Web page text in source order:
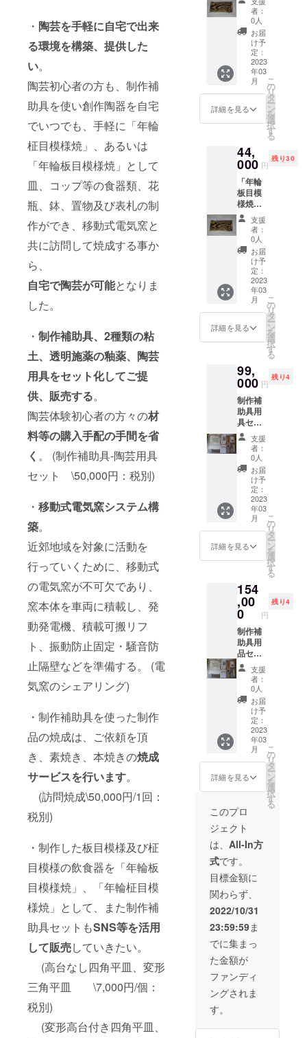
・ 陶芸を手軽に自宅で出来
る環境を構築、提供した
い。
陶芸初心者の方も、制作補
助具を使い創作陶器を自宅
でいつでも、手軽に「年輪
柾目模様焼」、あるいは
「年輪板目模様焼」として
皿、コップ等の食器類、花
瓶、鉢、置物及び表札の制
作ができ、移動式電気窯と
共に訪問して焼成する事か
ら、
自宅で陶芸が可能となりま
した。
・ 制作補助具、2種類の粘
土、透明施薬の釉薬、陶芸
用具をセット化してご提
供、販売する。
陶芸体験初心者の方々の材
料等の購入手配の手間を省
く 。 (制作補助具-陶芸用具
セット \50,000円：税別)
・ 移動式電気窯システム構
築。
近郊地域を対象に活動を
行っていくために、移動式
の電気窯が不可欠であり、
窯本体を車両に積載し、発
動発電機、積載可搬リフ
ト、振動防止固定・騒音防
止隔壁などを準備する。 (電
気窯のシェアリング)
・制作補助具を使った制作
品の焼成は、ご依頼を頂
き、素焼き、本焼きの焼成
サービスを行います。
(訪問焼成\50,000円/1回：
税別)
・制作した板目模様及び柾
目模様の飲食器を「年輪板
目模様焼」、「年輪柾目模
様焼」として、また制作補
助具セットもSNS等を活用
して販売していきたい。
(高台なし四角平皿、変形
三角平皿 \7,000円/個：
税別)
(変形高台付き四角平皿、
(W21c
m×D11
cm×H1.
5cm)
高台付
き四角
平皿と
変形三
角平皿
の各1
個、及
び「年
輪柾目
模様
焼」の
四角平
皿1個と
コップ1
個の4個
組セッ
ト。平
皿サイ
(W21c
m×D11
cm×H1.
5cm)・
コップ
サイズ
((H8cm
×8cmΦ)
者：
0人
お届
け予
定：
2023
年03
月
詳細を見る
こ
の
リ
タ
ー
ン
を
選
択
す
る
44,
000 円
残り30
「年輪
板目模
様焼」
の変形
高台付
き四角
平皿と
変形三
角平
皿、及
び「年
輪柾目
模様
焼」の
変形高
皿１
個、及
び板
目、柾
目模様
のコッ
プ各１
個の5個
組セッ
ト。 平
皿サイ
W21cm
×D11c
m×H1.
５
cm)・
(H8cm×
8cmΦ)
・
支援
者：
0人
お届
け予
定：
2023
年03
月
詳細を見る
こ
の
リ
タ
ー
ン
を
選
択
す
る
99,
000 円
残り4
制作補
助具用
具セッ
トの貸
出しを
行い陶
芸を体
験して
頂く。
(セット
は先行
ご送付
致しま
す。陶
器制作
して焼
成に伺
います)
「年輪
板目模
様焼」
の変形
高台付
き四角
平皿と
変形三
角平
皿、
「年輪
柾目模
様焼」
の変形
高台付
き四角
及び板
目、柾
目模様
のコッ
プ各１
個の５
個組
セッ
ト。 平
皿サイ
ズ
(W21c
m×D11
cm×H1.
5cm)、
コップ
サイズ
(H8cm×
具収納
支援
者：
0人
お届
け予
定：
2023
年03
月
詳細を見る
こ
の
リ
タ
ー
ン
を
選
択
す
る
154
,00
0 円
残り4
制作補
助具用
品セッ
トをご
送付致
します
ので、
陶芸を
体験し
て頂
く。
(セット
は先行
ご送付
致しま
陶器制
作後、
日程調
整して
焼成に
伺いま
す。体
験終了
後もご
愛用頂
ければ
幸いで
す) 「年
輪板目
模様
焼」の
変形高
台付き
形三角
支援
者：
0人
お届
け予
定：
2023
年03
月
詳細を見る
こ
の
リ
タ
ー
ン
を
選
択
す
る
このプロ
ジェクト
は、 All-In方
式です。
目標金額に
関わらず、
2022/10/31
23:59:59ま
でに集まっ
た金額が
ファンディ
ングされま
す。